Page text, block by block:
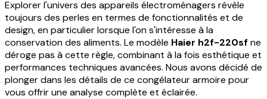
Explorer l'univers des appareils électroménagers révèle
toujours des perles en termes de fonctionnalités et de
design, en particulier lorsque l'on s'intéresse à la
conservation des aliments. Le modèle Haier h2f-220sf ne
déroge pas à cette règle, combinant à la fois esthétique et
performances techniques avancées. Nous avons décidé de
plonger dans les détails de ce congélateur armoire pour
vous offrir une analyse complète et éclairée.